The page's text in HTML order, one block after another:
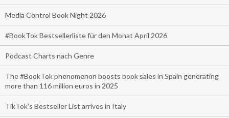
Media Control Book Night 2026
#BookTok Bestsellerliste für den Monat April 2026
Podcast Charts nach Genre
The #BookTok phenomenon boosts book sales in Spain generating
more than 116 million euros in 2025
TikTok’s Bestseller List arrives in Italy